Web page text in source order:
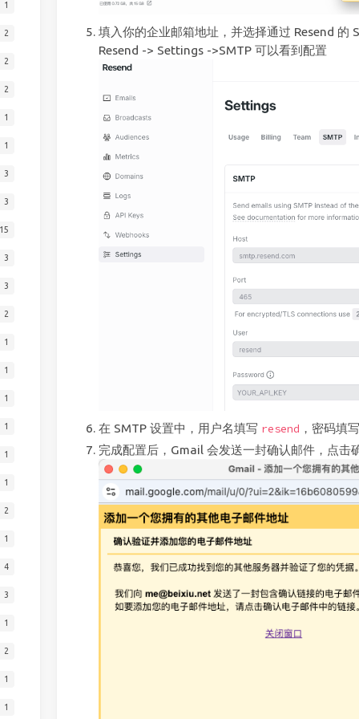
填入你的企业邮箱地址，并选择通过 Resend 的
Resend -> Settings ->SMTP 可以看到配置
在 SMTP 设置中，用户名填写 resend ，密码填
完成配置后，Gmail 会发送一封确认邮件，点击
1
2
2
2
1
1
3
3
3
3
2
1
1
1
1
1
1
2
1
4
3
1
2
1
1